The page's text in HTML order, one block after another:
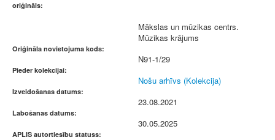
oriģināls:
Mākslas un mūzikas centrs.
Mūzikas krājums
Oriģināla novietojuma kods:
N91-1/29
Pieder kolekcijai:
Nošu arhīvs (Kolekcija)
Izveidošanas datums:
23.08.2021
Labošanas datums:
30.05.2025
APLIS autortiesību statuss: